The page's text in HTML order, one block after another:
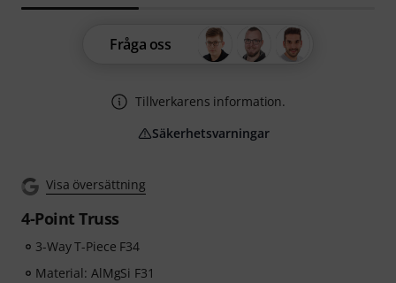
Visa översättning
4-Point Truss
3-Way T-Piece F34
Material: AlMgSi F31
Fråga oss
Tillverkarens information.
Säkerhetsvarningar